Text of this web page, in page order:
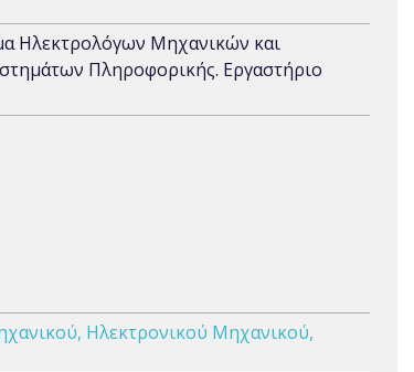
Ηλεκτρολόγων Μηχανικών και
Πληροφορικής. Εργαστήριο
Ηλεκτρονικού Μηχανικού,